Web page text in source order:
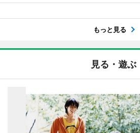
もっと見る
見る・遊ぶ